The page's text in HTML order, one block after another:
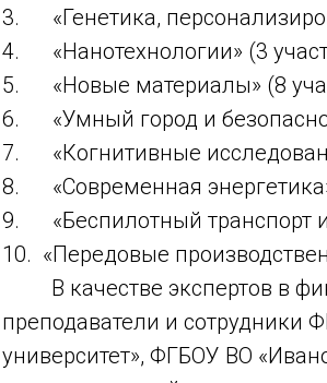
3. «Генетика,
4. «Нанотехнологии» (3
5. «Новые материалы» (8
6. «Умный город и
7. «Когнитивные
8. «Современная
9. «Беспилотный транспорт и
10. «Передовые
В качестве экспертов в
преподаватели и сотрудники
университет», ФГБОУ ВО